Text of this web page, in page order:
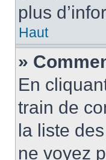
plus
Haut
»
En
train de
la liste
ne voyez